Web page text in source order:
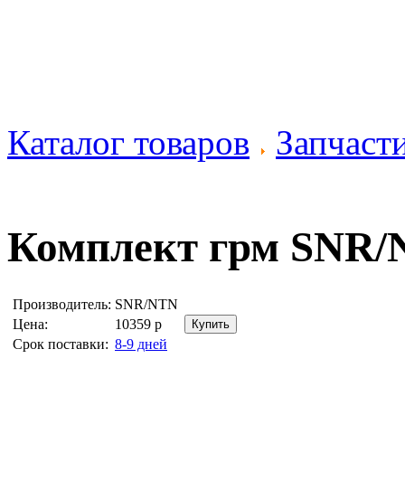
Каталог товаров
Комплект грм SNR/
Производитель: SNR/NTN
Цена:
10359 р
Срок поставки: 8-9 дней